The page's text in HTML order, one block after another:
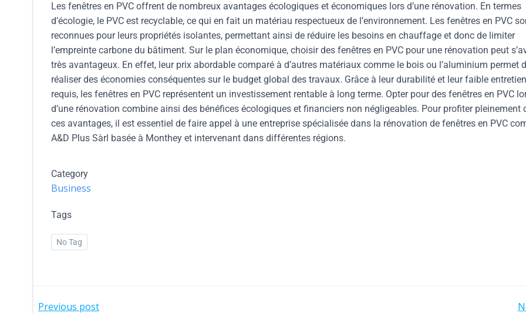
Les fenêtres en PVC offrent de nombreux avantages écologiques et économiques lors d’une rénovation. En termes
d’écologie, le PVC est recyclable, ce qui en fait un matériau respectueux de l’environnement. Les fenêtres en PVC
reconnues pour leurs propriétés isolantes, permettant ainsi de réduire les besoins en chauffage et donc de limiter
l’empreinte carbone du bâtiment. Sur le plan économique, choisir des fenêtres en PVC pour une rénovation peut
très avantageux. En effet, leur prix abordable comparé à d’autres matériaux comme le bois ou l’aluminium permet
réaliser des économies conséquentes sur le budget global des travaux. Grâce à leur durabilité et leur faible entretien
requis, les fenêtres en PVC représentent un investissement rentable à long terme. Opter pour des fenêtres en PVC
d’une rénovation combine ainsi des bénéfices écologiques et financiers non négligeables. Pour profiter pleinement
ces avantages, il est essentiel de faire appel à une entreprise spécialisée dans la rénovation de fenêtres en PVC
A&D Plus Sàrl basée à Monthey et intervenant dans différentes régions.
Category
Business
Tags
No Tag
Previous post